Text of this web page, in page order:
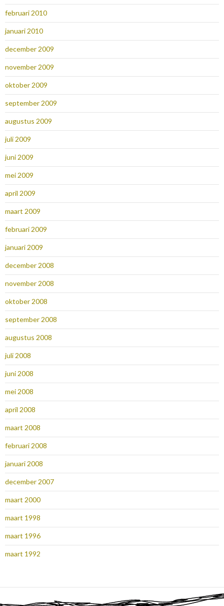
februari 2010
januari 2010
december 2009
november 2009
oktober 2009
september 2009
augustus 2009
juli 2009
juni 2009
mei 2009
april 2009
maart 2009
februari 2009
januari 2009
december 2008
november 2008
oktober 2008
september 2008
augustus 2008
juli 2008
juni 2008
mei 2008
april 2008
maart 2008
februari 2008
januari 2008
december 2007
maart 2000
maart 1998
maart 1996
maart 1992